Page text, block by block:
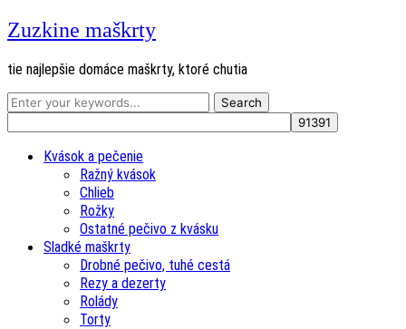
Zuzkine maškrty
tie najlepšie domáce maškrty, ktoré chutia
Kvások a pečenie
Ražný kvások
Chlieb
Rožky
Ostatné pečivo z kvásku
Sladké maškrty
Drobné pečivo, tuhé cestá
Rezy a dezerty
Rolády
Torty